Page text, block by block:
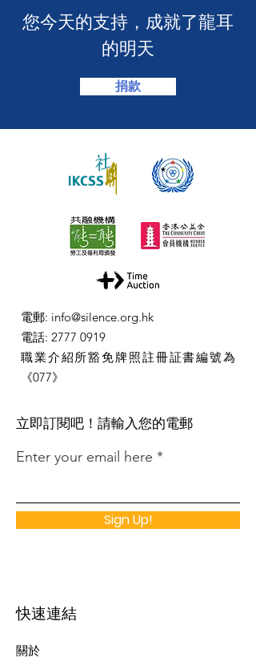
​您今天的支持，成就了龍耳
的明天
捐款
電郵: info@silence.org.hk
電話: 2777 0919
職業介紹所豁免牌照註冊証書編號為
《077》
​立即訂閱吧！請輸入您的電郵
Enter your email here
Sign Up!
快速連結
關於